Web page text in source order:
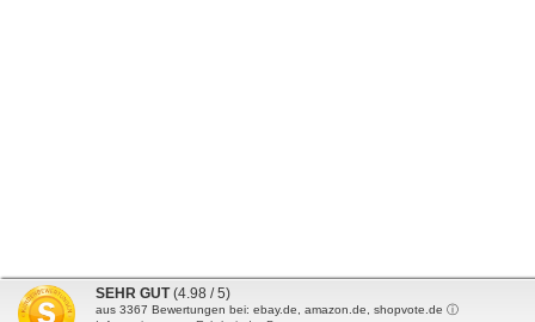
SEHR GUT (4.98 / 5)
aus 3367 Bewertungen bei: ebay.de, amazon.de, shopvote.de ⓘ